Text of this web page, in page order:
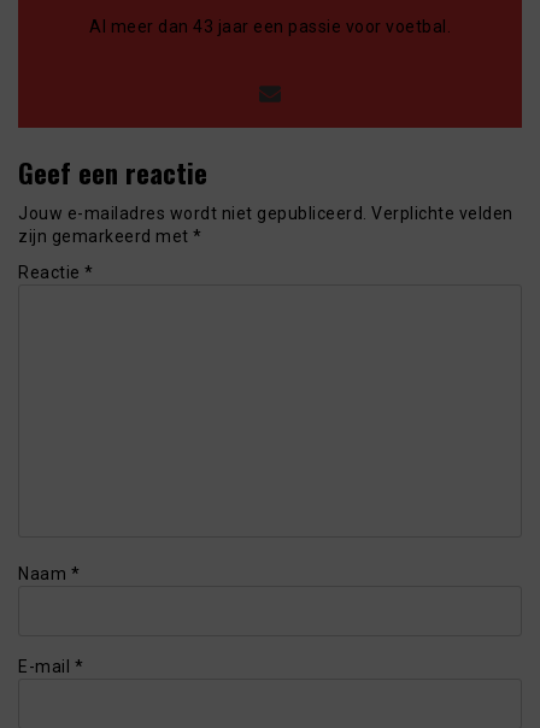
Al meer dan 43 jaar een passie voor voetbal.
Geef een reactie
Jouw e-mailadres wordt niet gepubliceerd. Verplichte velden
zijn gemarkeerd met *
Reactie *
Naam *
E-mail *